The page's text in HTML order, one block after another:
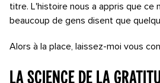
titre. L'histoire nous a appris que ce
beaucoup de gens disent que
Alors à la place, laissez-moi vous
La science de la